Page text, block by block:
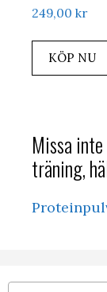
249,00 kr
KÖP NU
Missa
träning,